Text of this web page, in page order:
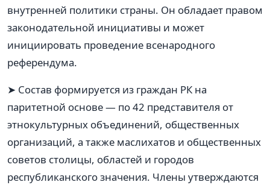
внутренней политики страны. Он обладает правом
законодательной инициативы и может
инициировать проведение всенародного
референдума.
➤ Состав формируется из граждан РК на
паритетной основе — по 42 представителя от
этнокультурных объединений, общественных
организаций, а также маслихатов и общественных
советов столицы, областей и городов
республиканского значения. Члены утверждаются